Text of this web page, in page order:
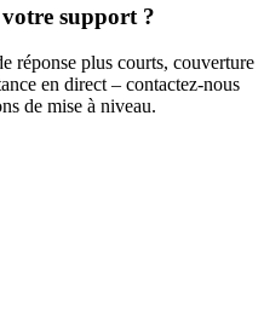
support ?
réponse plus courts, couverture
en direct – contactez-nous
de mise à niveau.